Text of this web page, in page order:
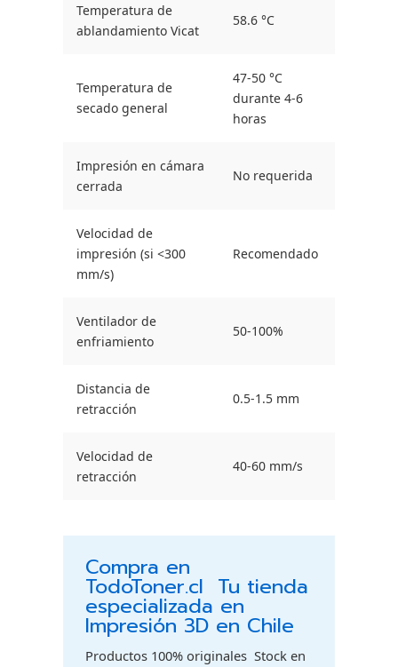
Temperatura de
ablandamiento Vicat
58.6 °C
Temperatura de
secado general
47-50 °C
durante 4-6
horas
Impresión en cámara
cerrada
No requerida
Velocidad de
impresión (si <300
mm/s)
Recomendado
Ventilador de
enfriamiento
50-100%
Distancia de
retracción
0.5-1.5 mm
Velocidad de
retracción
40-60 mm/s
Compra en
TodoToner.cl  Tu tienda
especializada en
Impresión 3D en Chile
Productos 100% originales  Stock en